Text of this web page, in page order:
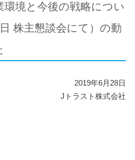
環境と今後の戦略につい
株主懇談会にて）の動
2019年6月28日
Jトラスト株式会社